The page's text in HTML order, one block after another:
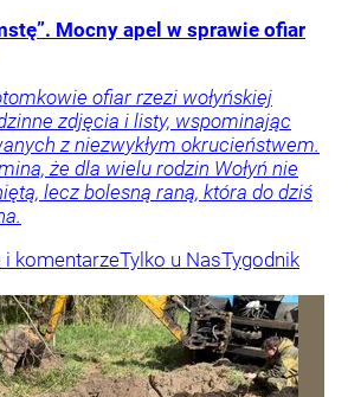
Mocny apel w sprawie ofiar
ofiar rzezi wołyńskiej
zdjęcia i listy, wspominając
z niezwykłym okrucieństwem.
że dla wielu rodzin Wołyń nie
lecz bolesną raną, która do dziś
i komentarzeTylko u NasTygodnik